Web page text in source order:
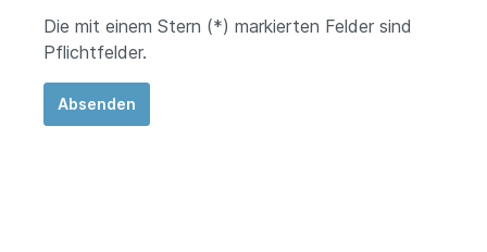
Die mit einem Stern (*) markierten Felder sind
Pflichtfelder.
Absenden